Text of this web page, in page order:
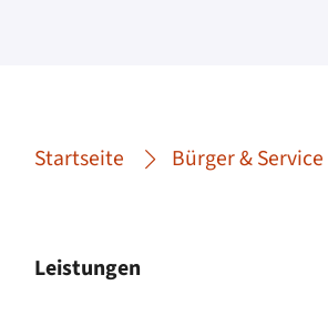
Startseite Bürger & Service
Leistungen